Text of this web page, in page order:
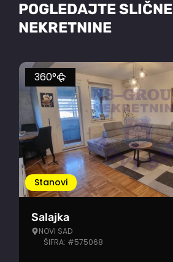
POGLEDAJTE SLIČNE
NEKRETNINE
Stanovi
360°
Salajka
NOVI SAD
ŠIFRA: #575068